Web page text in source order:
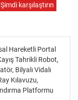
Şimdi karşılaştırın